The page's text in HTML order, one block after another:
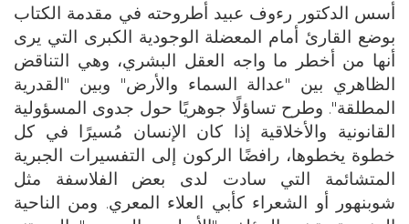
أسس الدكتور رءوف عبيد أطروحته في مقدمة الكتاب
بوضع القارئ أمام المعضلة الوجودية الكبرى التي يرى
أنها من أخطر ما واجه العقل البشري، وهي التناقض
الظاهري بين "عدالة السماء والأرض" وبين "القدرية
المطلقة". وطرح تساؤلًا جوهريًا حول جدوى المسؤولية
القانونية والأخلاقية إذا كان الإنسان مُسيرًا في كل
خطوة يخطوها، رافضًا الركون إلى التفسيرات الجبرية
المتشائمة التي سادت لدى بعض الفلاسفة مثل
شوبنهور أو الشعراء كأبي العلاء المعري. ومن الناحية